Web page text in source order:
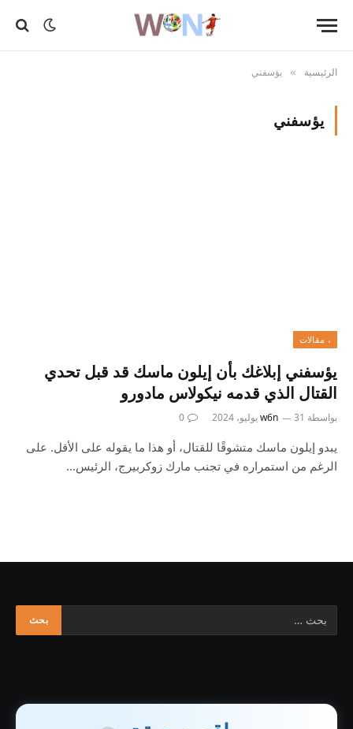
الرئيسية » يؤسفني
يؤسفني
، مقالات
يؤسفني إبلاغك بأن إيلون ماسك قد قبل تحدي
القتال الذي قدمه نيكولاس مادورو
بواسطة w6n 31 يوليو، 2024 0
يبدو إيلون ماسك متشوقًا للقتال، أو هذا ما يقوله على الأقل. على
الرغم من استمراره في تجنب مارك زوكربيرج، الرئيس…